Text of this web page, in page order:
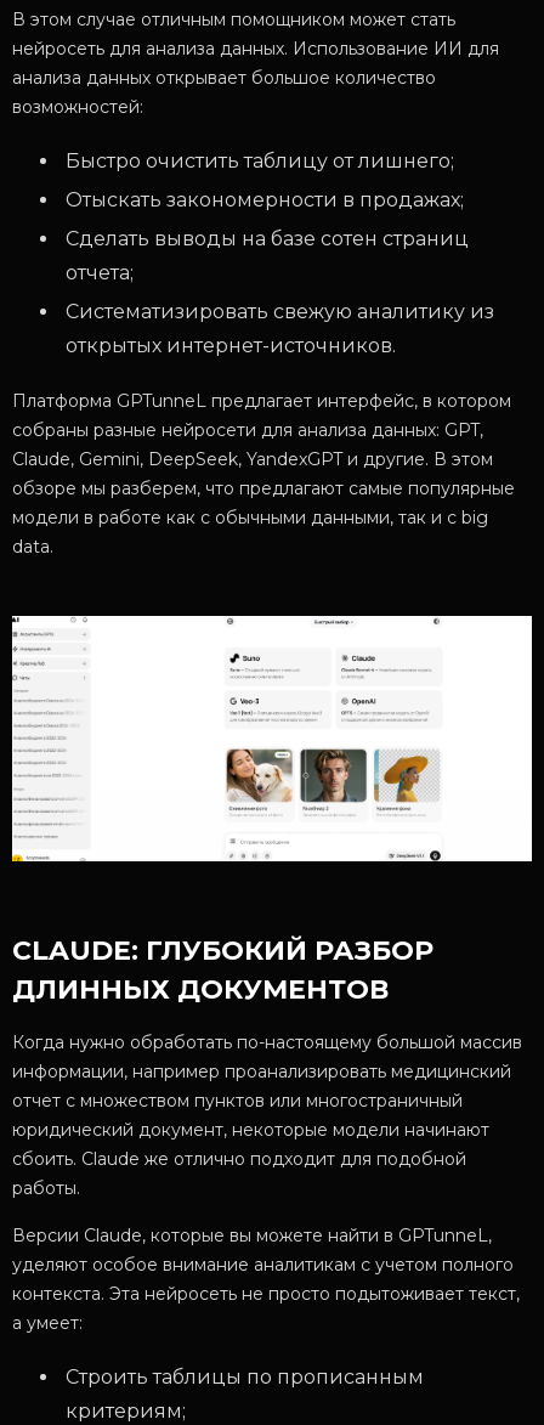
В этом случае отличным помощником может стать
нейросеть для анализа данных. Использование ИИ для
анализа данных открывает большое количество
возможностей:
Быстро очистить таблицу от лишнего;
Отыскать закономерности в продажах;
Сделать выводы на базе сотен страниц
отчета;
Систематизировать свежую аналитику из
открытых интернет-источников.
Платформа GPTunneL предлагает интерфейс, в котором
собраны разные нейросети для анализа данных: GPT,
Claude, Gemini, DeepSeek, YandexGPT и другие. В этом
обзоре мы разберем, что предлагают самые популярные
модели в работе как с обычными данными, так и с big
data.
CLAUDE: ГЛУБОКИЙ РАЗБОР
ДЛИННЫХ ДОКУМЕНТОВ
Когда нужно обработать по-настоящему большой массив
информации, например проанализировать медицинский
отчет с множеством пунктов или многостраничный
юридический документ, некоторые модели начинают
сбоить. Claude же отлично подходит для подобной
работы.
Версии Claude, которые вы можете найти в GPTunneL,
уделяют особое внимание аналитикам с учетом полного
контекста. Эта нейросеть не просто подытоживает текст,
а умеет:
Строить таблицы по прописанным
критериям;